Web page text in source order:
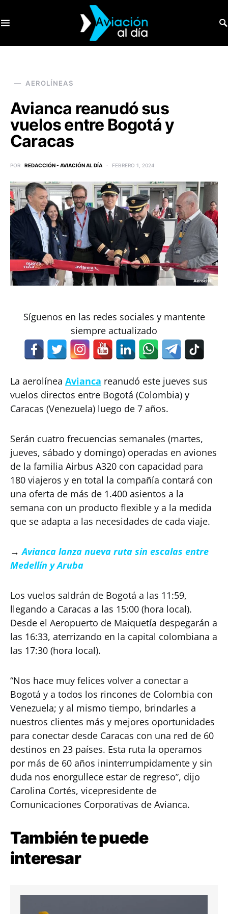
AEROLÍNEAS
Avianca reanudó sus
vuelos entre Bogotá y
Caracas
POR REDACCIÓN - AVIACIÓN AL DÍA FEBRERO 1, 2024
Síguenos en las redes sociales y mantente
siempre actualizado
La aerolínea Avianca reanudó este jueves sus
vuelos directos entre Bogotá (Colombia) y
Caracas (Venezuela) luego de 7 años.
Serán cuatro frecuencias semanales (martes,
jueves, sábado y domingo) operadas en aviones
de la familia Airbus A320 con capacidad para
180 viajeros y en total la compañía contará con
una oferta de más de 1.400 asientos a la
semana con un producto flexible y a la medida
que se adapta a las necesidades de cada viaje.
→Avianca lanza nueva ruta sin escalas entre
Medellín y Aruba
Los vuelos saldrán de Bogotá a las 11:59,
llegando a Caracas a las 15:00 (hora local).
Desde el Aeropuerto de Maiquetía despegarán a
las 16:33, aterrizando en la capital colombiana a
las 17:30 (hora local).
“Nos hace muy felices volver a conectar a
Bogotá y a todos los rincones de Colombia con
Venezuela; y al mismo tiempo, brindarles a
nuestros clientes más y mejores oportunidades
para conectar desde Caracas con una red de 60
destinos en 23 países. Esta ruta la operamos
por más de 60 años ininterrumpidamente y sin
duda nos enorgullece estar de regreso”, dijo
Carolina Cortés, vicepresidente de
Comunicaciones Corporativas de Avianca.
También te puede
interesar